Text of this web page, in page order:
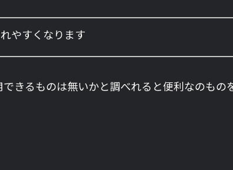
やすくなります
きるものは無いかと調べれると便利なのもの